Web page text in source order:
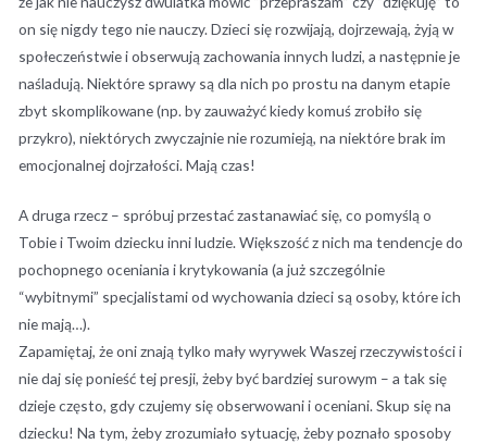
on się nigdy tego nie nauczy. Dzieci się rozwijają, dojrzewają, żyją w
społeczeństwie i obserwują zachowania innych ludzi, a następnie je
naśladują. Niektóre sprawy są dla nich po prostu na danym etapie
zbyt skomplikowane (np. by zauważyć kiedy komuś zrobiło się
przykro), niektórych zwyczajnie nie rozumieją, na niektóre brak im
emocjonalnej dojrzałości. Mają czas!
A druga rzecz – spróbuj przestać zastanawiać się, co pomyślą o
Tobie i Twoim dziecku inni ludzie. Większość z nich ma tendencje do
pochopnego oceniania i krytykowania (a już szczególnie
“wybitnymi” specjalistami od wychowania dzieci są osoby, które ich
nie mają…).
Zapamiętaj, że oni znają tylko mały wyrywek Waszej rzeczywistości i
nie daj się ponieść tej presji, żeby być bardziej surowym – a tak się
dzieje często, gdy czujemy się obserwowani i oceniani. Skup się na
dziecku! Na tym, żeby zrozumiało sytuację, żeby poznało sposoby